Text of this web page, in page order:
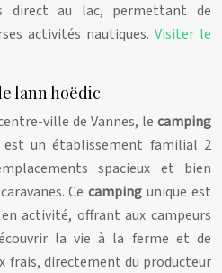
direct au lac, permettant de
activités nautiques. Visiter le
lann hoëdic
ville de Vannes, le camping
est un établissement familial 2
spacieux et bien
Cecampingunique est
activité, offrant aux campeurs
la vie à la ferme et de
frais, directement du producteur